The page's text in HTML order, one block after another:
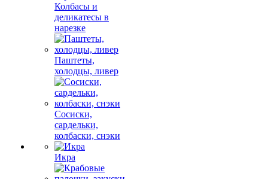
Колбасы и
деликатесы в
нарезке
Паштеты,
холодцы, ливер
Сосиски,
сардельки,
колбаски, снэки
Икра